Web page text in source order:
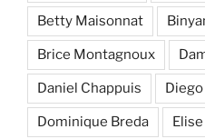
Betty Maisonnat
Brice Montagnoux
Daniel Chappuis
Dominique Breda